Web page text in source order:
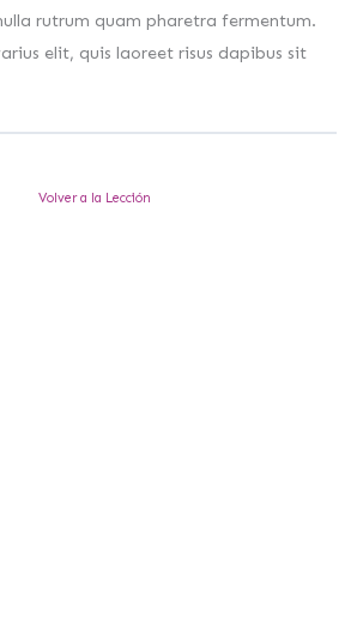
rutrum quam pharetra fermentum.
elit, quis laoreet risus dapibus sit
Volver a la Lección